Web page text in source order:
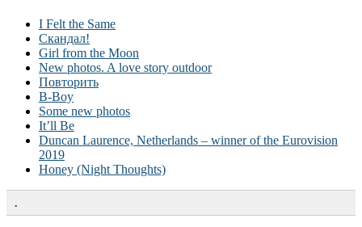
I Felt the Same
Скандал!
Girl from the Moon
New photos. A love story outdoor
Повторить
B-Boy
Some new photos
It’ll Be
Duncan Laurence, Netherlands – winner of the Eurovision
2019
Honey (Night Thoughts)
.